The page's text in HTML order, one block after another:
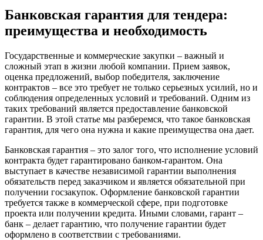
Банковская гарантия для тендера:
преимущества и необходимость
Государственные и коммерческие закупки – важный и
сложный этап в жизни любой компании. Прием заявок,
оценка предложений, выбор победителя, заключение
контрактов – все это требует не только серьезных усилий, но и
соблюдения определенных условий и требований. Одним из
таких требований является предоставление банковской
гарантии. В этой статье мы разберемся, что такое банковская
гарантия, для чего она нужна и какие преимущества она дает.
Банковская гарантия – это залог того, что исполнение условий
контракта будет гарантировано банком-гарантом. Она
выступает в качестве независимой гарантии выполнения
обязательств перед заказчиком и является обязательной при
получении госзакупок. Оформление банковской гарантии
требуется также в коммерческой сфере, при подготовке
проекта или получении кредита. Иными словами, гарант –
банк – делает гарантию, что получение гарантии будет
оформлено в соответствии с требованиями.